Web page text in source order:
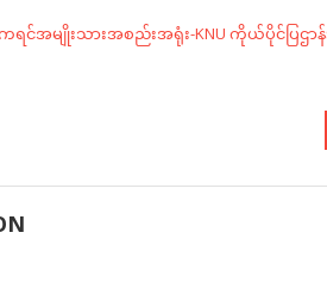
ရင်အမျိုးသားအစည်းအရုံး-KNU ကိုယ်ပိုင်ပြဌာန်